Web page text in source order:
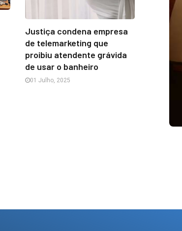
Justiça condena empresa
de telemarketing que
proibiu atendente grávida
de usar o banheiro
01 Julho, 2025